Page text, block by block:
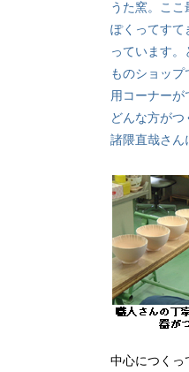
うた窯。こ
ぽくってすて
っています。
ものショッ
用コーナーが
どんな方が
諸隈直哉さん
中心につくっ